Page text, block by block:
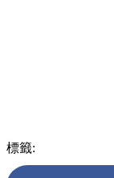
標籤: